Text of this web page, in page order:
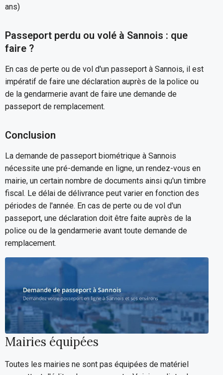
ans)
Passeport perdu ou volé à Sannois : que
faire ?
En cas de perte ou de vol d'un passeport à Sannois, il est
impératif de faire une déclaration auprès de la police ou
de la gendarmerie avant de faire une demande de
passeport de remplacement.
Conclusion
La demande de passeport biométrique à Sannois
nécessite une pré-demande en ligne, un rendez-vous en
mairie, un certain nombre de documents ainsi qu'un timbre
fiscal. Le délai de délivrance peut varier en fonction des
périodes de l'année. En cas de perte ou de vol d'un
passeport, une déclaration doit être faite auprès de la
police ou de la gendarmerie avant toute demande de
remplacement.
Mairies équipées
Toutes les mairies ne sont pas équipées de matériel